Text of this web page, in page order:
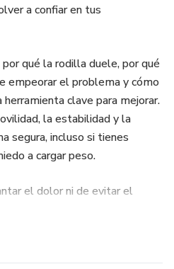
a confiar en tus
qué la rodilla duele, por qué
empeorar el problema y cómo
clave para mejorar.
la estabilidad y la
segura, incluso si tienes
a cargar peso.
el dolor ni de evitar el
funcionalidad en tu